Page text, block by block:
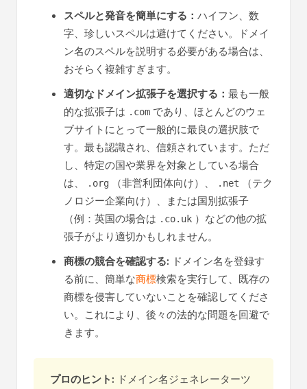
スペルと発音を簡単にする： ハイフン、数
字、珍しいスペルは避けてください。ドメイ
ン名のスペルを説明する必要がある場合は、
おそらく複雑すぎます。
適切なドメイン拡張子を選択する： 最も一般
的な拡張子は .com であり、ほとんどのウェ
ブサイトにとって一般的に最良の選択肢で
す。最も認識され、信頼されています。ただ
し、特定の国や業界を対象としている場合
は、
.org （非営利団体向け）、 .net
（テク
ノロジー企業向け）、または国別拡張子
（例：英国の場合は .co.uk ）などの他の拡
張子がより適切かもしれません。
商標の競合を確認する: ドメイン名を登録す
る前に、簡単な商標検索を実行して、既存の
商標を侵害していないことを確認してくださ
い。これにより、後々の法的な問題を回避で
きます。
プロのヒント: ドメイン名ジェネレーターツ